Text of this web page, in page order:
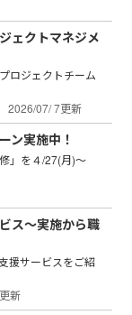
ェクトマネジメ
ロジェクトチーム
2026/07/ 7更新
ン実施中！
」を４/27(月)～
ス～実施から職
援サービスをご紹
新